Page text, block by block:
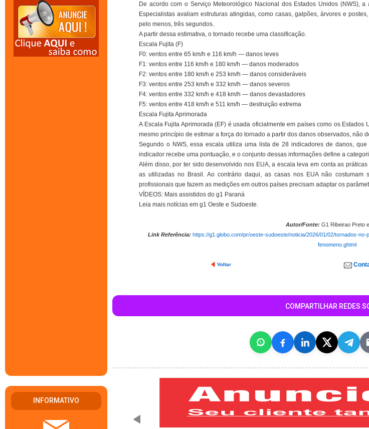
INFORMATIVO
De acordo com o Serviço Meteorológico Nacional dos Estados Unidos (NWS),
Especialistas avaliam estruturas atingidas, como casas, galpões, árvores e
pelo menos, três segundos.
A partir dessa estimativa, o tornado recebe uma classificação.
Escala Fujita (F)
F0: ventos entre 65 km/h e 116 km/h — danos leves
F1: ventos entre 116 km/h e 180 km/h — danos moderados
F2: ventos entre 180 km/h e 253 km/h — danos consideráveis
F3: ventos entre 253 km/h e 332 km/h — danos severos
F4: ventos entre 332 km/h e 418 km/h — danos devastadores
F5: ventos entre 418 km/h e 511 km/h — destruição extrema
Escala Fujita Aprimorada
A Escala Fujita Aprimorada (EF) é usada oficialmente em países como os
mesmo princípio de estimar a força do tornado a partir dos danos observados, não
Segundo o NWS, essa escala utiliza uma lista de 28 indicadores de danos,
indicador recebe uma pontuação, e o conjunto dessas informações define a
Além disso, por ter sido desenvolvido nos EUA, a escala leva em conta as
as utilizadas no Brasil. Ao contrário daqui, as casas nos EUA não
profissionais que fazem as medições em outros países precisam adaptar os
VÍDEOS: Mais assistidos do g1 Paraná
Leia mais notícias em g1 Oeste e Sudoeste.
Autor/Fonte: G1 Ribeirao Preto
Link Referência: https://g1.globo.com/pr/oeste-sudoeste/noticia/2026/01/02/tornados-
fenomeno.ghtml
Voltar
COMPARTILHAR REDES